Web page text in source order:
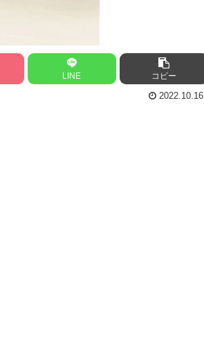
LINE コピー
2022.10.16